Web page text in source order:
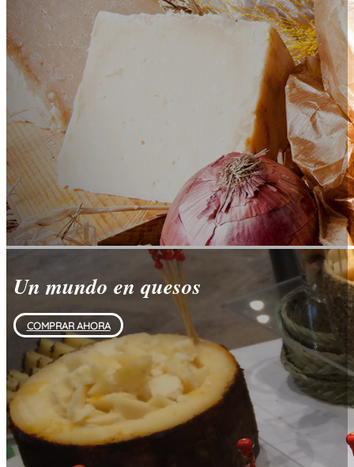
Un mundo en quesos
COMPRAR AHORA